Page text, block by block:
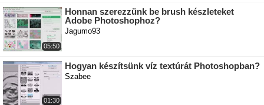
05:50
Honnan szerezzünk be brush készleteket
Adobe Photoshophoz?
Jagumo93
01:30
Hogyan készítsünk víz textúrát Photoshopban?
Szabee